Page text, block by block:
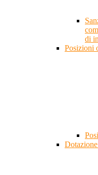
di
Posizioni